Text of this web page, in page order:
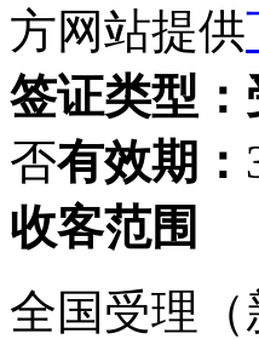
方网站提供
签证类型：
否有效期：
收客范围
全国受理（